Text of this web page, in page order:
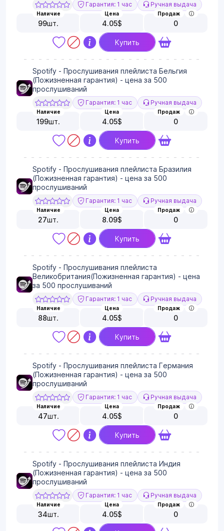
Гарантия: 1 час Ручная выдача
Наличие
99шт.
Цена
4.05$
Продаж
0
Купить
Spotify - Прослушивания плейлиста Бельгия
(Пожизненная гарантия) - цена за 500
прослушиваний
Гарантия: 1 час Ручная выдача
Наличие
199шт.
Цена
4.05$
Продаж
0
Купить
Spotify - Прослушивания плейлиста Бразилия
(Пожизненная гарантия) - цена за 500
прослушиваний
Гарантия: 1 час Ручная выдача
Наличие
27шт.
Цена
8.09$
Продаж
0
Купить
Spotify - Прослушивания плейлиста
Великобритания(Пожизненная гарантия) - цена
за 500 прослушиваний
Гарантия: 1 час Ручная выдача
Наличие
88шт.
Цена
4.05$
Продаж
0
Купить
Spotify - Прослушивания плейлиста Германия
(Пожизненная гарантия) - цена за 500
прослушиваний
Гарантия: 1 час Ручная выдача
Наличие
47шт.
Цена
4.05$
Продаж
0
Купить
Spotify - Прослушивания плейлиста Индия
(Пожизненная гарантия) - цена за 500
прослушиваний
Гарантия: 1 час Ручная выдача
Наличие
34шт.
Цена
4.05$
Продаж
0